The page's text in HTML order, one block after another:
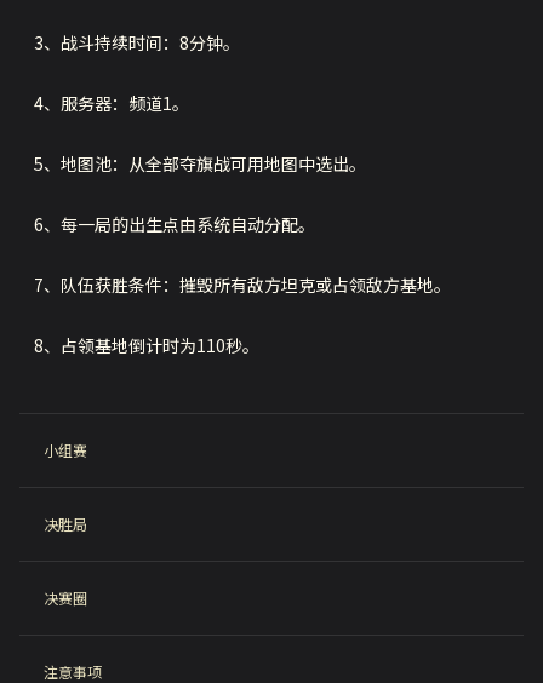
3、战斗持续时间：8分钟。
4、服务器：频道1。
5、地图池：从全部夺旗战可用地图中选出。
6、每一局的出生点由系统自动分配。
7、队伍获胜条件：摧毁所有敌方坦克或占领敌方基地。
8、占领基地倒计时为110秒。
小组赛
决胜局
决赛圈
注意事项